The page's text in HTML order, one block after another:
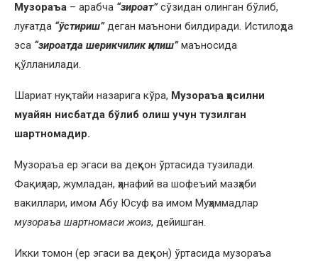
Музораъа – арабча “зироат”сўзидан олинган бўлиб,
луғатда “ўстириш”деган маънони билдиради. Истилоҳда
эса “зироатда шерикчилик қилиш”маъносида
қўлланилади.
Шариат нуқтайи назарига кўра, Музораъа ҳосилни
муайян нисбатда бўлиб олиш учун тузилган
шартномадир.
Музораъа ер эгаси ва деҳқон ўртасида тузилади.
Фақиҳлар, жумладан, ҳанафий ва шофеъий мазҳаби
вакиллари, имом Абу Юсуф ва имом Муҳаммадлар
музораъа шартномаси жоиз, дейишган.
Икки томон (ер эгаси ва деҳқон) ўртасида музораъа